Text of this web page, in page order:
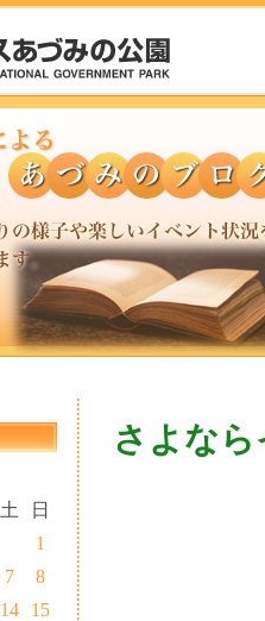
土 日
1
7
8
14
15
さよな